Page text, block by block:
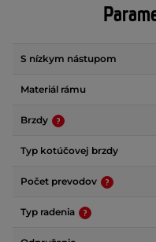
S nízkym nástupom
Materiál rámu
Brzdy
Typ kotúčovej brzdy
Počet prevodov
Typ radenia